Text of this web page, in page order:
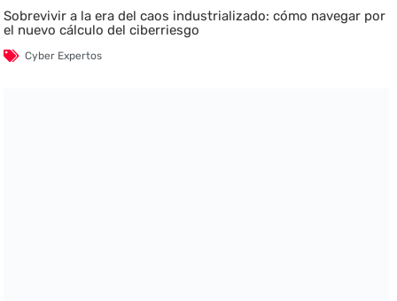
Sobrevivir a la era del caos industrializado: cómo navegar por
el nuevo cálculo del ciberriesgo
Cyber Expertos